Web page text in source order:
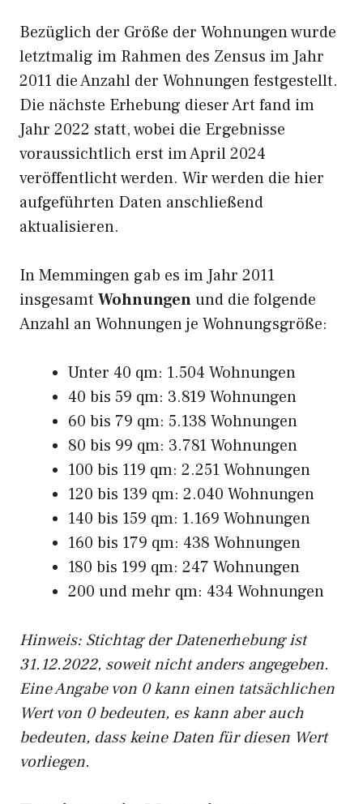
Bezüglich der Größe der Wohnungen wurde
letztmalig im Rahmen des Zensus im Jahr
2011 die Anzahl der Wohnungen festgestellt.
Die nächste Erhebung dieser Art fand im
Jahr 2022 statt, wobei die Ergebnisse
voraussichtlich erst im April 2024
veröffentlicht werden. Wir werden die hier
aufgeführten Daten anschließend
aktualisieren.
In Memmingen gab es im Jahr 2011
insgesamt Wohnungenund die folgende
Anzahl an Wohnungen je Wohnungsgröße:
Unter 40 qm: 1.504 Wohnungen
40 bis 59 qm: 3.819 Wohnungen
60 bis 79 qm: 5.138 Wohnungen
80 bis 99 qm: 3.781 Wohnungen
100 bis 119 qm: 2.251 Wohnungen
120 bis 139 qm: 2.040 Wohnungen
140 bis 159 qm: 1.169 Wohnungen
160 bis 179 qm: 438 Wohnungen
180 bis 199 qm: 247 Wohnungen
200 und mehr qm: 434 Wohnungen
Hinweis: Stichtag der Datenerhebung ist
31.12.2022, soweit nicht anders angegeben.
Eine Angabe von 0 kann einen tatsächlichen
Wert von 0 bedeuten, es kann aber auch
bedeuten, dass keine Daten für diesen Wert
vorliegen.